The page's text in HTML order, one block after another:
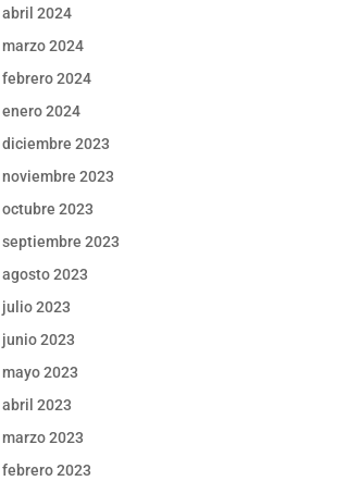
abril 2024
marzo 2024
febrero 2024
enero 2024
diciembre 2023
noviembre 2023
octubre 2023
septiembre 2023
agosto 2023
julio 2023
junio 2023
mayo 2023
abril 2023
marzo 2023
febrero 2023